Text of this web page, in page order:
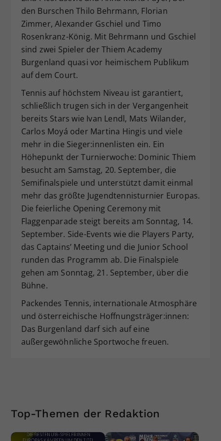
den Burschen Thilo Behrmann, Florian
Zimmer, Alexander Gschiel und Timo
Rosenkranz-König. Mit Behrmann und Gschiel
sind zwei Spieler der Thiem Academy
Burgenland quasi vor heimischem Publikum
auf dem Court.
Tennis auf höchstem Niveau ist garantiert,
schließlich trugen sich in der Vergangenheit
bereits Stars wie Ivan Lendl, Mats Wilander,
Carlos Moyá oder Martina Hingis und viele
mehr in die Sieger:innenlisten ein. Ein
Höhepunkt der Turnierwoche: Dominic Thiem
besucht am Samstag, 20. September, die
Semifinalspiele und unterstützt damit einmal
mehr das größte Jugendtennisturnier Europas.
Die feierliche Opening Ceremony mit
Flaggenparade steigt bereits am Sonntag, 14.
September. Side-Events wie die Players Party,
das Captains’ Meeting und die Junior School
runden das Programm ab. Die Finalspiele
gehen am Sonntag, 21. September, über die
Bühne.
Packendes Tennis, internationale Atmosphäre
und österreichische Hoffnungsträger:innen:
Das Burgenland darf sich auf eine
außergewöhnliche Sportwoche freuen.
Top-Themen der Redaktion